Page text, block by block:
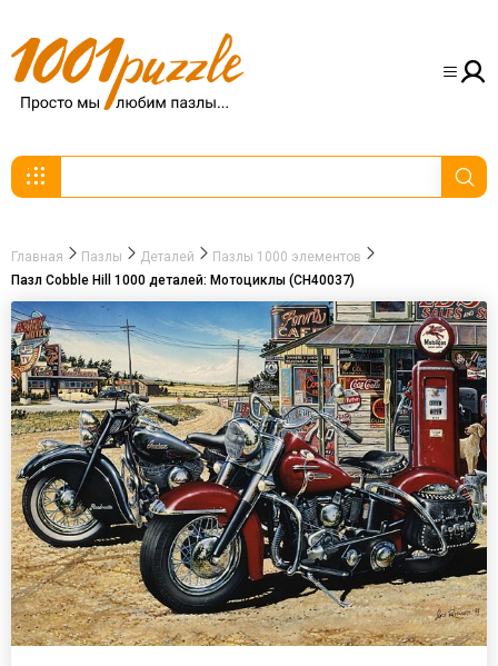
Главная Пазлы Деталей
Пазлы 1000 элементов
Пазл Cobble Hill 1000 деталей: Мотоциклы (CH40037)